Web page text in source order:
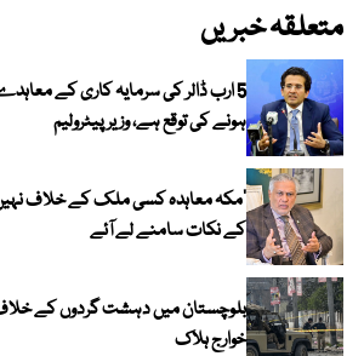
متعلقہ خبریں
5 ارب ڈالر کی سرمایہ کاری کے
ہونے کی توقع ہے، وزیر پیٹرولیم
‘مکہ معاہدہ کسی ملک کے خلاف
کے نکات سامنے لے آئے
خوارج ہلاک